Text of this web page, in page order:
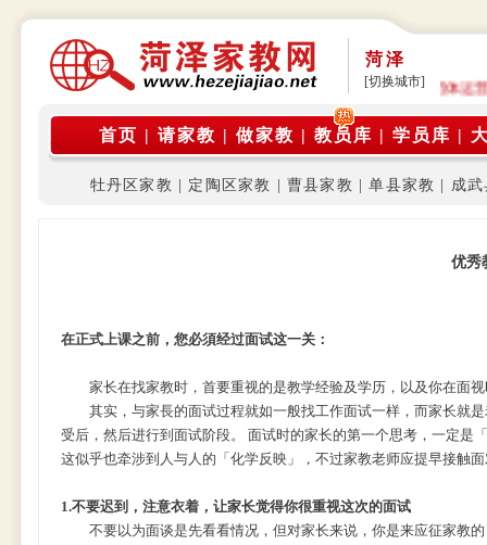
菏泽
[切换城市]
公告: 本平台是由在校大学生家教团体运
首页 | 请家教 | 做家教 | 教员库 | 学员库 |
牡丹区家教 定陶区家教 |曹县家教 |单县家教 成
优秀
在正式上课之前，您必須经过面试这一关：
家长在找家教时，首要重视的是教学经验及学历，以及你在面视
其实，与家長的面试过程就如一般找工作面试一样，而家长就是
受后，然后进行到面试阶段。 面试时的家长的第一个思考，一定是
这似乎也牵涉到人与人的「化学反映」，不过家教老师应提早接触
1.不要迟到，注意衣着，让家长觉得你很重视这次的面试
不要以为面谈是先看看情况，但对家长来说，你是来应征家教的